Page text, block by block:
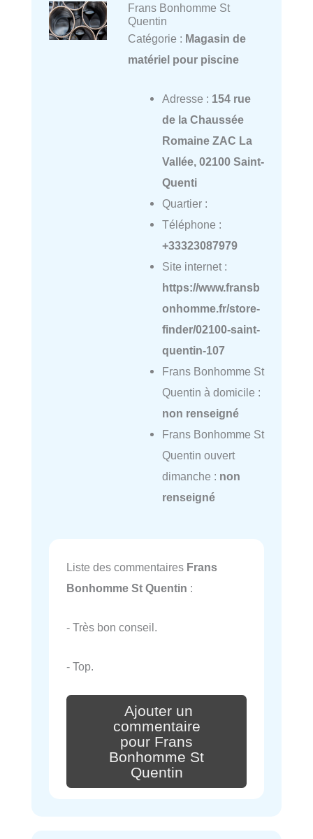
Frans Bonhomme St
Quentin
Catégorie : Magasin de
matériel pour piscine
Adresse : 154 rue
de la Chaussée
Romaine ZAC La
Vallée, 02100 Saint-
Quenti
Quartier :
Téléphone :
+33323087979
Site internet :
https://www.fransb
onhomme.fr/store-
finder/02100-saint-
quentin-107
Frans Bonhomme St
Quentin à domicile :
non renseigné
Frans Bonhomme St
Quentin ouvert
dimanche : non
renseigné
Liste des commentaires Frans
Bonhomme St Quentin :
- Très bon conseil.
- Top.
Ajouter un
commentaire
pour Frans
Bonhomme St
Quentin